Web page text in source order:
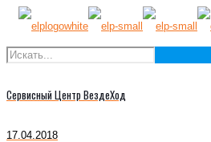
Сервисный Центр ВездеХод
17.04.2018